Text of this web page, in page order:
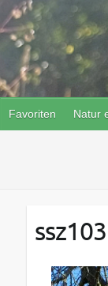
Favoriten Natur